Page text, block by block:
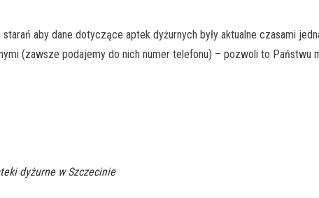
starań aby dane dotyczące aptek dyżurnych były aktualne czasami
(zawsze podajemy do nich numer telefonu) – pozwoli to Państwu
dyżurne w Szczecinie